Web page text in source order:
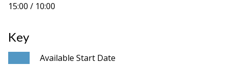
15:00 / 10:00
Key
Available Start Date